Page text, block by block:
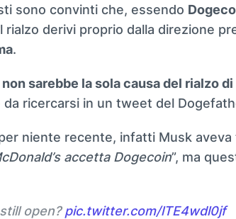
sono convinti che, essendo
rialzo derivi proprio dalla direzione
.
non sarebbe la sola causa del rialzo
da ricercarsi in un tweet del
niente recente, infatti Musk
accetta Dogecoin”, ma
open?pic.twitter.com/lTE4wdl0jf